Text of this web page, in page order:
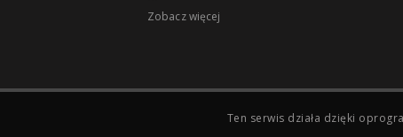
Zobacz więcej
Ten serwis działa dzięki